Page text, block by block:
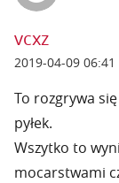
vcxz
2019-04-09 06:41
To rozgrywa
pyłek.
Wszytko to
mocarstwami